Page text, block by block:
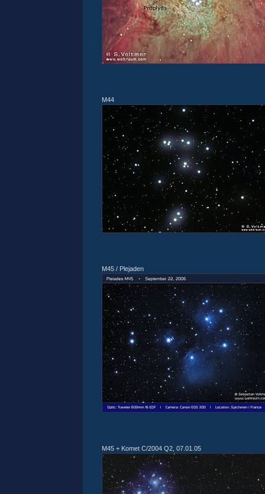
M44
M45 / Plejaden
M45 + Komet C/2004 Q2, 07.01.05